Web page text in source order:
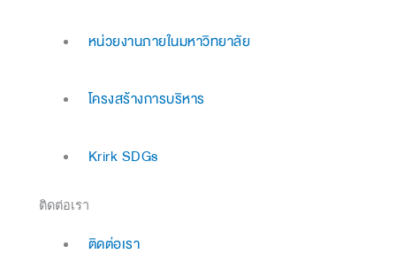
หน่วยงานภายในมหาวิทยาลัย
โครงสร้างการบริหาร
Krirk SDGs
ติดต่อเรา
ติดต่อเรา